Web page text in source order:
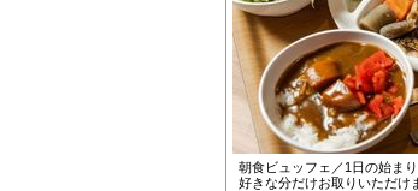
朝食ビュッフェ／1日の始ま
好きな分だけお取りいただけ